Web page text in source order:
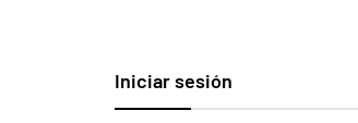
Iniciar sesión